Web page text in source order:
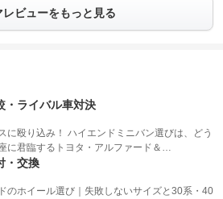
レビューをもっと見る
・ライバル車対決
に殴り込み！ ハイエンドミニバン選びは、どう
に君臨するトヨタ・アルファード＆…
・交換
のホイール選び｜失敗しないサイズと30系・40